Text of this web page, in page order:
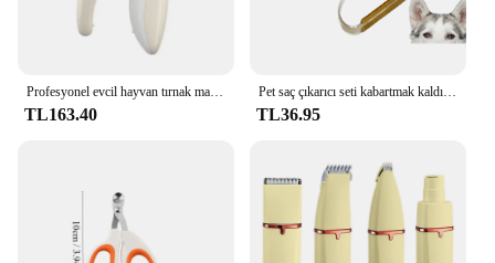
TL163.40
Pet saç çıkarıcı seti kabartmak kaldırma aracı metaller teleskopik kolu kilim tırmık köpek kedi saç 180 ° rotasyon halı tıraş Pet ürünleri
TL36.95